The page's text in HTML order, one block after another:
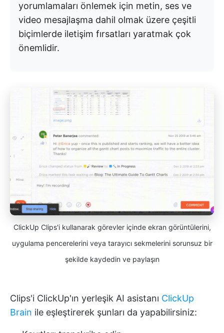
yorumlamaları önlemek için metin, ses ve
video mesajlaşma dahil olmak üzere çeşitli
biçimlerde iletişim fırsatları yaratmak çok
önemlidir.
ClickUp Clips'i kullanarak görevler içinde ekran görüntülerini,
uygulama pencerelerini veya tarayıcı sekmelerini sorunsuz bir
şekilde kaydedin ve paylaşın
Clips'i ClickUp'ın yerleşik AI asistanı ClickUp
Brain ile eşleştirerek şunları da yapabilirsiniz: